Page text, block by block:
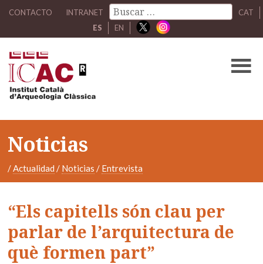
CONTACTO INTRANET
CAT
ES
EN
Noticias
/Actualidad / Noticias / Entrevista
“Els capitells són clau per
parlar de l’arquitectura de
què formen part”